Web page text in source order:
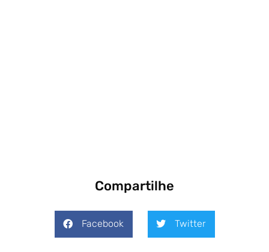
Compartilhe
Facebook Twitter